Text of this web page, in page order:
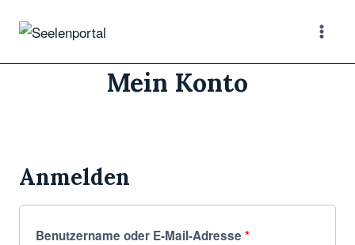
Mein Konto
Anmelden
Benutzername oder E-Mail-Adresse *